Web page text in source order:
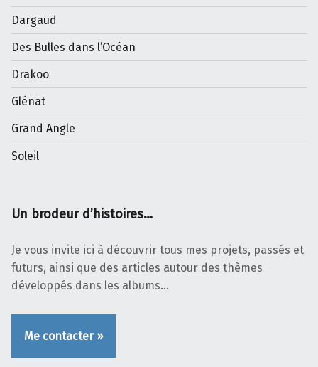
Dargaud
Des Bulles dans l’Océan
Drakoo
Glénat
Grand Angle
Soleil
Un brodeur d’histoires…
Je vous invite ici à découvrir tous mes projets, passés et
futurs, ainsi que des articles autour des thèmes
développés dans les albums…
Me contacter »